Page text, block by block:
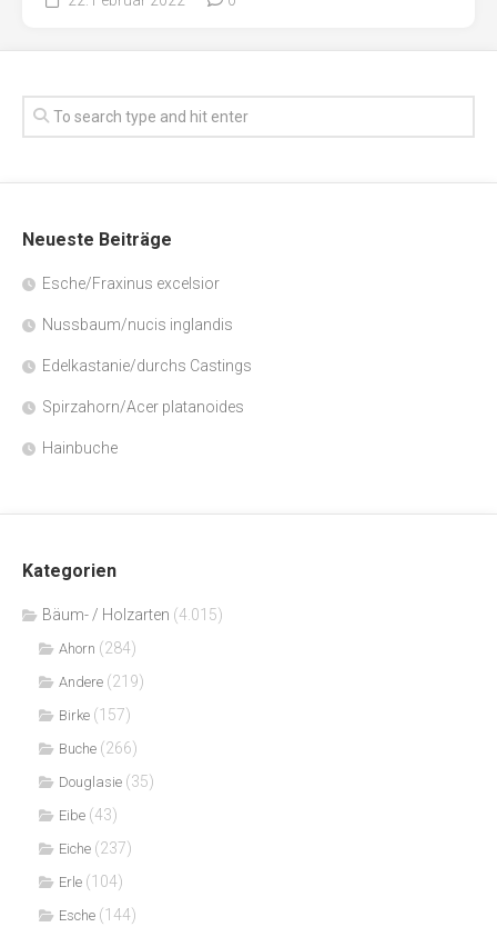
Neueste Beiträge
Esche/Fraxinus excelsior
Nussbaum/nucis inglandis
Edelkastanie/durchs Castings
Spirzahorn/Acer platanoides
Hainbuche
Kategorien
Bäum- / Holzarten (4.015)
Ahorn (284)
Andere (219)
Birke (157)
Buche (266)
Douglasie (35)
Eibe (43)
Eiche (237)
Erle (104)
Esche (144)